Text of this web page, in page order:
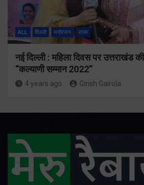
ALL दिल्ली मनोरंजन राज्य
नई दिल्ली : महिला दिवस पर उत्तराखंड
“कल्याणी सम्मान 2022”
4 years ago Girish Gairola